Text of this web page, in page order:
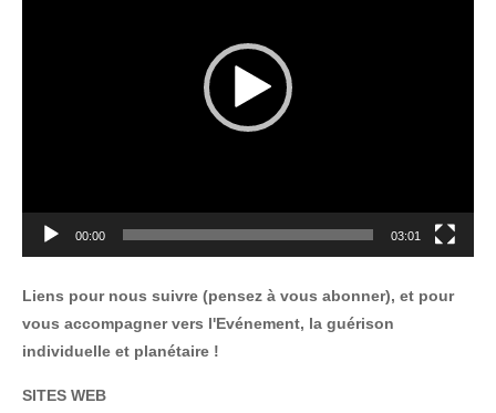
00:00 03:01
Liens pour nous suivre (pensez à vous abonner), et pour
vous accompagner vers l'Evénement, la guérison
individuelle et planétaire !
SITES WEB